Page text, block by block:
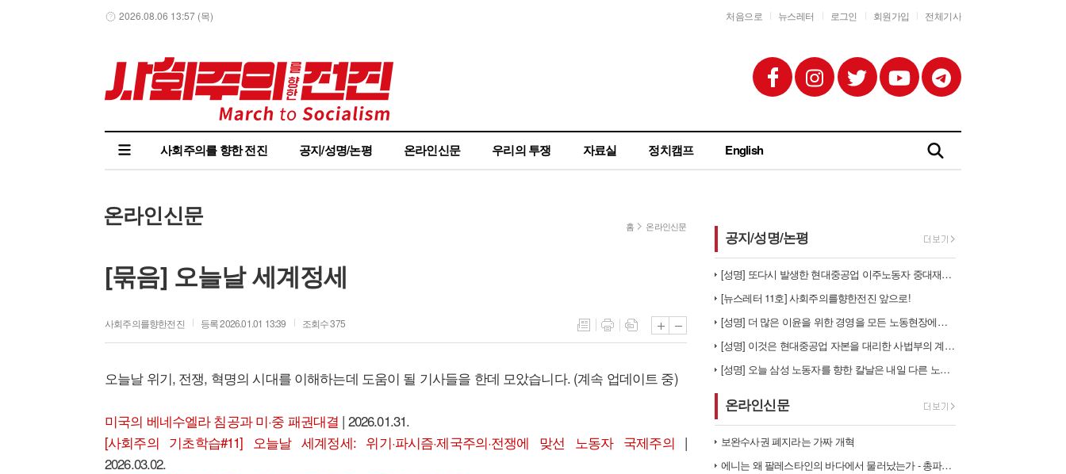
2026.08.06 13:57 (목) 처음으로 뉴스레터 로그인 회원가입 전체기사
사회주의를 향한 전진 공지/성명/논평 온라인신문 우리의 투쟁 자료실 정치캠프 English
온라인신문 홈 온라인신문
[묶음] 오늘날 세계정세
사회주의를향한전진 등록 2026.01.01 13:39 조회수 375
오늘날 위기, 전쟁, 혁명의 시대를 이해하는데 도움이 될 기사들을 한데 모았습니다. (계속 업데이트 중)
미국의 베네수엘라 침공과 미·중 패권대결 | 2026.01.31.
[사회주의 기초학습#11] 오늘날 세계정세: 위기·파시즘·제국주의·전쟁에 맞선 노동자 국제주의 |
2026.03.02.
공지/성명/논평
[성명] 또다시 발생한 현대중공업 이주노동자 중대재해 - 현대중공업과 한…
[뉴스레터 11호] 사회주의를향한전진 앞으로!
[성명] 더 많은 이윤을 위한 경영을 모든 노동현장에서 철폐하라
[성명] 이것은 현대중공업 자본을 대리한 사법부의 계급투쟁이다
[성명] 오늘 삼성 노동자를 향한 칼날은 내일 다른 노동자를 향한다
온라인신문
보완수사권 폐지라는 가짜 개혁
에니는 왜 팔레스타인의 바다에서 물러났는가 - 총파업, 항구 봉쇄, 국제…